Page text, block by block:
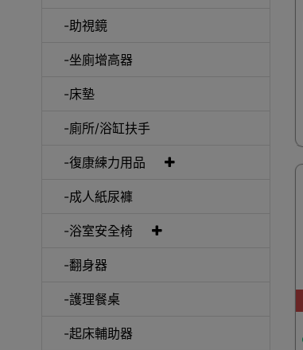
-助視鏡
-坐廁增高器
-床墊
-廁所/浴缸扶手
-復康練力用品
-成人紙尿褲
-浴室安全椅
-翻身器
-護理餐桌
-起床輔助器